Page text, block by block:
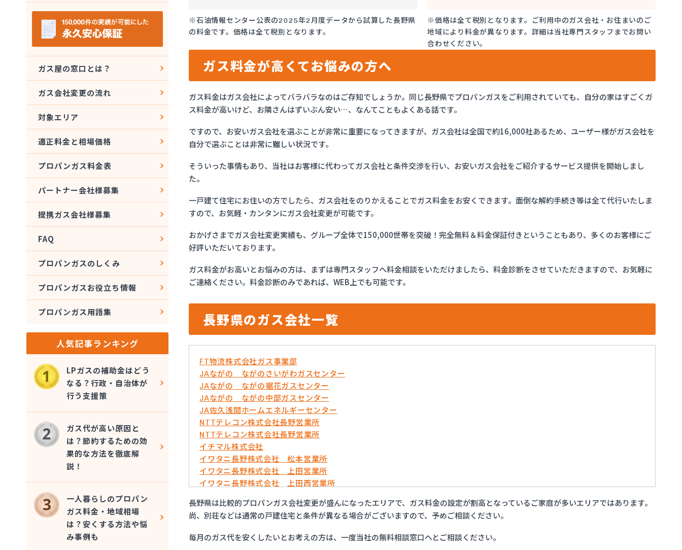
※石油情報センター公表の2025年2月度データから試算した長野県
の料金です。価格は全て税別となります。
※価格は全て税別となります。ご利用中のガス会社・お住まいのご
地域により料金が異なります。詳細は当社専門スタッフまでお問い
合わせください。
ガス料金が高くてお悩みの方へ
ガス料金はガス会社によってバラバラなのはご存知でしょうか。同じ長野県でプロパンガスをご利用されていても、自分の家はすごくガ
ス料金が高いけど、お隣さんはずいぶん安い…、なんてこともよくある話です。
ですので、お安いガス会社を選ぶことが非常に重要になってきますが、ガス会社は全国で約16,000社あるため、ユーザー様がガス会社を
自分で選ぶことは非常に難しい状況です。
そういった事情もあり、当社はお客様に代わってガス会社と条件交渉を行い、お安いガス会社をご紹介するサービス提供を開始しまし
た。
一戸建て住宅にお住いの方でしたら、ガス会社をのりかえることでガス料金をお安くできます。面倒な解約手続き等は全て代行いたしま
すので、お気軽・カンタンにガス会社変更が可能です。
おかげさまでガス会社変更実績も、グループ全体で150,000世帯を突破！完全無料＆料金保証付きということもあり、多くのお客様にご
好評いただいております。
ガス料金がお高いとお悩みの方は、まずは専門スタッフへ料金相談をいただけましたら、料金診断をさせていただきますので、お気軽に
ご連絡ください。料金診断のみであれば、WEB上でも可能です。
長野県のガス会社一覧
FT物流株式会社ガス事業部
JAながの ながのさいがわガスセンター
JAながの ながの裾花ガスセンター
JAながの ながの中部ガスセンター
JA佐久浅間ホームエネルギーセンター
NTTテレコン株式会社長野営業所
NTTテレコン株式会社長野営業所
イチマル株式会社
イワタニ長野株式会社 松本営業所
イワタニ長野株式会社 上田営業所
イワタニ長野株式会社 上田西営業所
イワタニ長野株式会社 長野営業所
エッソ・ガスセンター長野
ガスネット佐久
グリーン総備
長野県は比較的プロパンガス会社変更が盛んになったエリアで、ガス料金の設定が割高となっているご家庭が多いエリアではあります。
尚、別荘などは通常の戸建住宅と条件が異なる場合がございますので、予めご相談ください。
毎月のガス代を安くしたいとお考えの方は、一度当社の無料相談窓口へとご相談ください。
ガス屋の窓口とは？
ガス会社変更の流れ
対象エリア
適正料金と相場価格
プロパンガス料金表
パートナー会社様募集
提携ガス会社様募集
FAQ
プロパンガスのしくみ
プロパンガスお役立ち情報
プロパンガス用語集
人気記事ランキング
LPガスの補助金はどう
なる？行政・自治体が
行う支援策
ガス代が高い原因と
は？節約するための効
果的な方法を徹底解
説！
一人暮らしのプロパン
ガス料金・地域相場
は？安くする方法や悩
み事例も